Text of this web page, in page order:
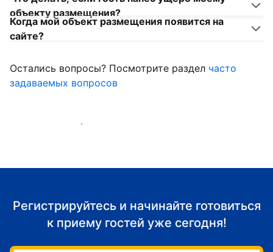
объекту размещения?
Когда мой объект размещения появится на
сайте?
Остались вопросы? Посмотрите раздел часто
задаваемых вопросов
Начать принимать гостей
Регистрируйтесь и начинайте готовиться
к приему гостей уже сегодня!